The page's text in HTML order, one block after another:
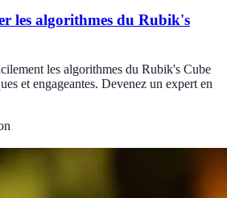
les algorithmes du Rubik's
les algorithmes du Rubik's Cube
et engageantes. Devenez un expert en